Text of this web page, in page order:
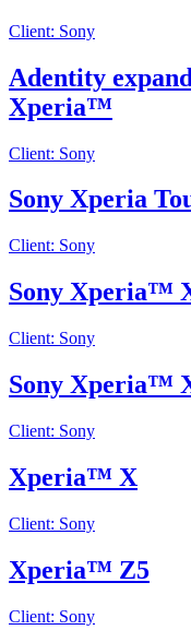
Client: Sony
Adentity
Xperia™
Client: Sony
Sony Xperia
Client: Sony
Sony Xperia™
Client: Sony
Sony Xperia™
Client: Sony
Xperia™ X
Client: Sony
Xperia™ Z5
Client: Sony